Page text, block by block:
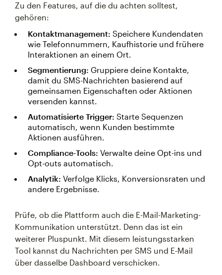
Zu den Features, auf die du achten solltest,
gehören:
Kontaktmanagement: Speichere Kundendaten
wie Telefonnummern, Kaufhistorie und frühere
Interaktionen an einem Ort.
Segmentierung: Gruppiere deine Kontakte,
damit du SMS-Nachrichten basierend auf
gemeinsamen Eigenschaften oder Aktionen
versenden kannst.
Automatisierte Trigger: Starte Sequenzen
automatisch, wenn Kunden bestimmte
Aktionen ausführen.
Compliance-Tools: Verwalte deine Opt-ins und
Opt-outs automatisch.
Analytik: Verfolge Klicks, Konversionsraten und
andere Ergebnisse.
Prüfe, ob die Plattform auch die E-Mail-Marketing-
Kommunikation unterstützt. Denn das ist ein
weiterer Pluspunkt. Mit diesem leistungsstarken
Tool kannst du Nachrichten per SMS und E-Mail
über dasselbe Dashboard verschicken.